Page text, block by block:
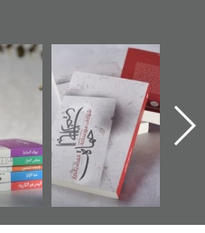
الأخير":
الأول عن
الدراز
ساحة
لمركز أوال
والتوثيق
تصنيف موضوعي
للوثائق البريطانية
يقدمه «مركز أوال»
كتب